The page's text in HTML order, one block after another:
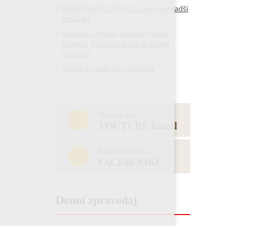
Velké Meziříčí přivítalo své nejmladší
YOUTUBE kanál